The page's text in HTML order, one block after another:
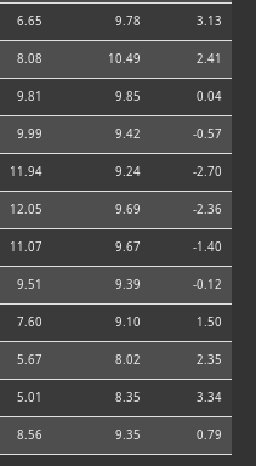
6.65 9.78 3.13
8.08 10.49 2.41
9.81 9.85 0.04
9.99 9.42 -0.57
11.94 9.24 -2.70
12.05 9.69 -2.36
11.07 9.67 -1.40
9.51 9.39 -0.12
7.60 9.10 1.50
5.67 8.02 2.35
5.01 8.35 3.34
8.56 9.35 0.79